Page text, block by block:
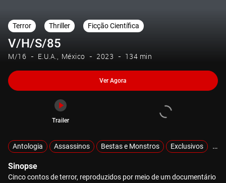
Terror Thriller Ficção Científica
V/H/S/85
M/16 E.U.A. México 2023 134 min
Ver Agora
Trailer
Antologia Assassinos Bestas e Monstros Exclusivos
Sinopse
Cinco contos de terror, reproduzidos por meio de um documentário